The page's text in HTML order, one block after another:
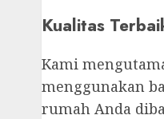
Kualitas
Kami
menggunakan
rumah Anda